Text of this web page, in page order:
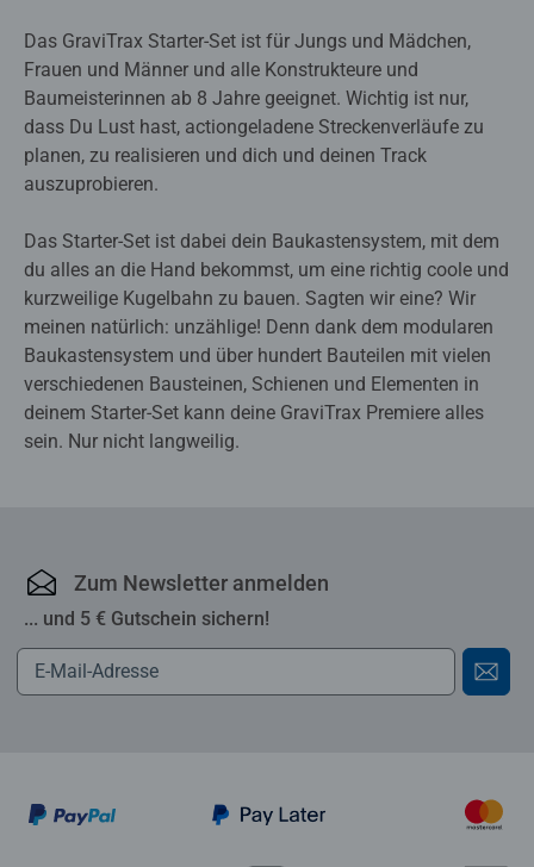
Das GraviTrax Starter-Set ist für Jungs und Mädchen,
Frauen und Männer und alle Konstrukteure und
Baumeisterinnen ab 8 Jahre geeignet. Wichtig ist nur,
dass Du Lust hast, actiongeladene Streckenverläufe zu
planen, zu realisieren und dich und deinen Track
auszuprobieren.
Das Starter-Set ist dabei dein Baukastensystem, mit dem
du alles an die Hand bekommst, um eine richtig coole und
kurzweilige Kugelbahn zu bauen. Sagten wir eine? Wir
meinen natürlich: unzählige! Denn dank dem modularen
Baukastensystem und über hundert Bauteilen mit vielen
verschiedenen Bausteinen, Schienen und Elementen in
deinem Starter-Set kann deine GraviTrax Premiere alles
sein. Nur nicht langweilig.
Zum Newsletter anmelden
... und 5 € Gutschein sichern!